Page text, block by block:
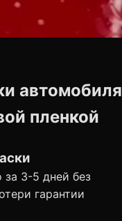
автомобиля
пленкой
3-5 дней без
гарантии